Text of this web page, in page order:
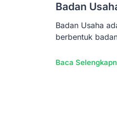
Badan
Badan Usaha
berbentuk
Baca